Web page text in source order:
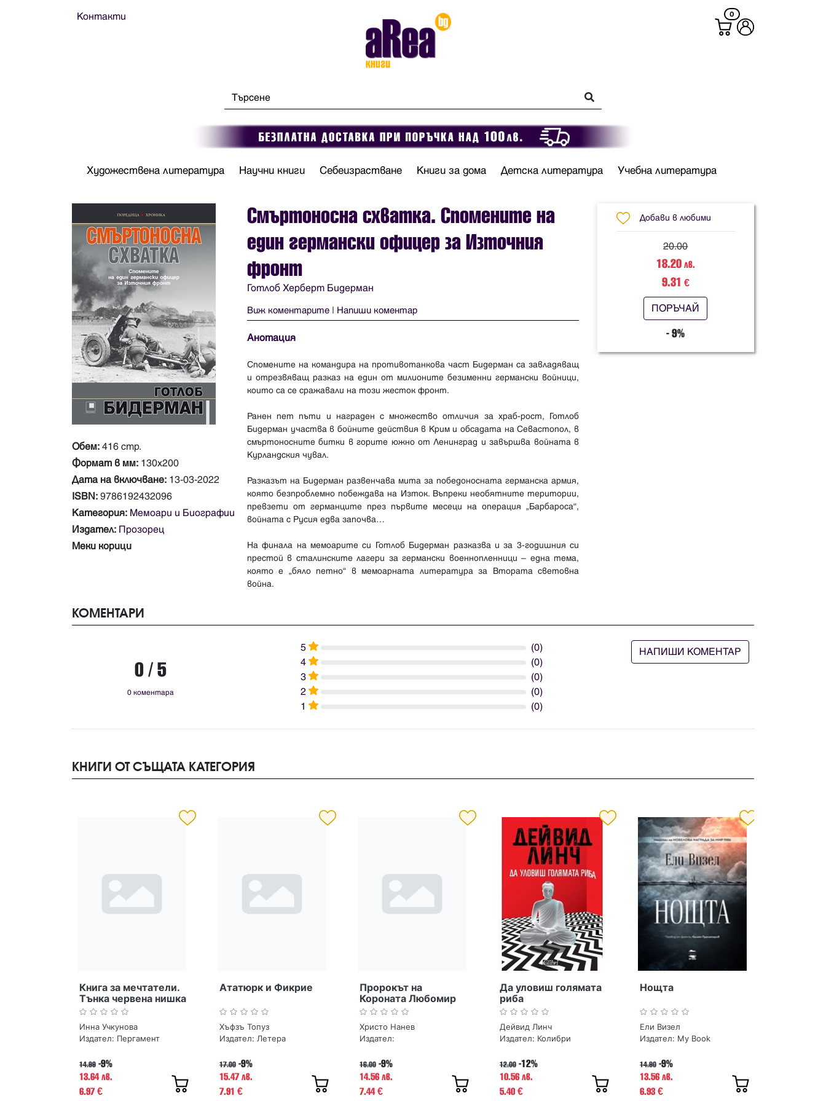
Контакти 0
Художествена литература Научни книги Себеизрастване Книги за дома Детска литература Учебна литература
Обем: 416 стр.
Формат в мм: 130x200
Дата на включване: 13-03-2022
ISBN: 9786192432096
Категория: Мемоари и Биографии
Издател: Прозорец
Меки корици
Смъртоносна схватка. Спомените на
един германски офицер за Източния
фронт
Готлоб Херберт Бидерман
Виж коментарите | Напиши коментар
Анотация
Спомените на командира на противотанкова част Бидерман са завладяващ
и отрезвяващ разказ на един от милионите безименни германски войници,
които са се сражавали на този жесток фронт.
Ранен пет пъти и награден с множество отличия за храб-рост, Готлоб
Бидерман участва в бойните действия в Крим и обсадата на Севастопол, в
смъртоносните битки в горите южно от Ленинград и завършва войната в
Курландския чувал.
Разказът на Бидерман развенчава мита за победоносната германска армия,
която безпроблемно побеждава на Изток. Въпреки необятните територии,
превзети от германците през първите месеци на операция „Барбароса“,
войната с Русия едва започва…
На финала на мемоарите си Готлоб Бидерман разказва и за 3-годишния си
престой в сталинските лагери за германски военнопленници – една тема,
която е „бяло петно“ в мемоарната литература за Втората световна
Добави в любими
20.00
18.20лв.
9.31 €
ПОРЪЧАЙ
- 9%
КОМЕНТАРИ
0 / 5
0 коментара
5
(0)
4
(0)
3
(0)
2
(0)
1
(0)
НАПИШИ КОМЕНТАР
КНИГИ ОТ СЪЩАТА КАТЕГОРИЯ
Книга за мечтатели.
Тънка червена нишка
Инна Учкунова
Издател: Пергамент
14.99 -9%
13.64 лв.
6.97€
Ататюрк и Фикрие
Хъфзъ Топуз
Издател: Летера
17.00 -9%
15.47 лв.
7.91 €
Пророкът на
Короната Любомир
Лулчев. Книга 1
Христо Нанев
Издател:
16.00 -9%
14.56 лв.
7.44€
Да уловиш голямата
риба
Дейвид Линч
Издател: Колибри
12.00 -12%
10.56 лв.
5.40 €
Нощта
Ели Визел
Издател: My Book
14.90 -9%
13.56 лв.
6.93 €